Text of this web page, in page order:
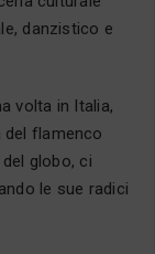
danzistico e
volta in Italia,
del flamenco
globo, ci
le sue radici